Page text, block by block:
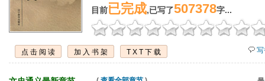
目前已完成,已写了507378字...
点击阅读 加入书架 TXT下载